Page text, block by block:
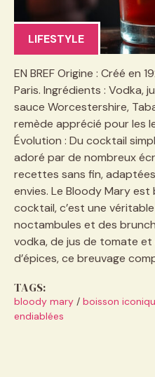
LIFESTYLE
EN BREF Origine : Créé en
Paris. Ingrédients : Vodka,
sauce Worcestershire,
remède apprécié pour les
Évolution : Du cocktail
adoré par de nombreux
recettes sans fin,
envies. Le Bloody Mary est
cocktail, c’est une
noctambules et des
vodka, de jus de tomate
d’épices, ce breuvage
TAGS:
bloody mary / boisson
endiablées